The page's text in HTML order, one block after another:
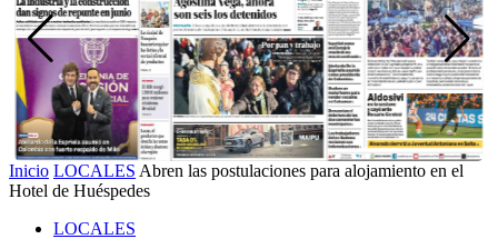
Inicio LOCALES Abren las postulaciones para alojamiento en el
Hotel de Huéspedes
LOCALES